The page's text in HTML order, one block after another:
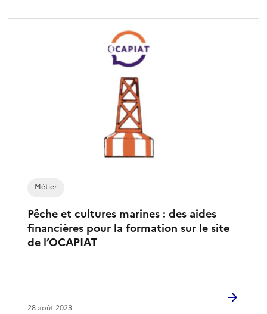
Pêche et cultures marines : des aides
financières pour la formation sur le site
de l’OCAPIAT
Métier
28 août 2023